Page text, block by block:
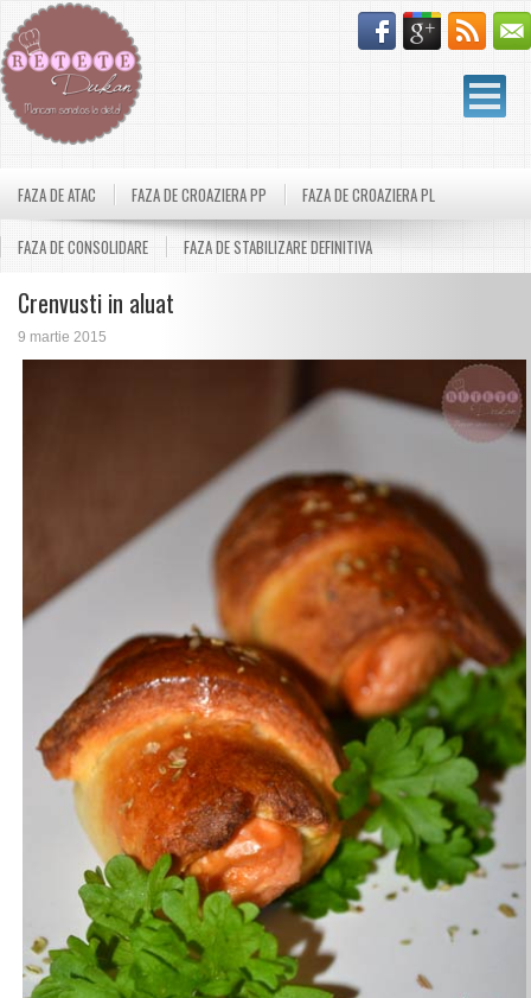
FAZA DE ATAC FAZA DE CROAZIERA PP FAZA DE CROAZIERA PL
FAZA DE CONSOLIDARE FAZA DE STABILIZARE DEFINITIVA
Crenvusti in aluat
9 martie 2015